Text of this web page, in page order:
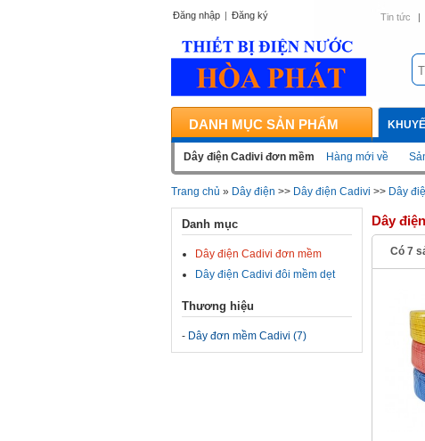
Đăng nhập | Đăng ký Tin tức |
DANH MỤC SẢN PHẨM
Dây điện Cadivi đơn mềm Hàng mới về
Trang chủ » Dây điện >> Dây điện Cadivi >> Dây
Dây
Có 7
Danh mục
Dây điện Cadivi đơn mềm
Dây điện Cadivi đôi mềm dẹt
Thương hiệu
- Dây đơn mềm Cadivi (7)